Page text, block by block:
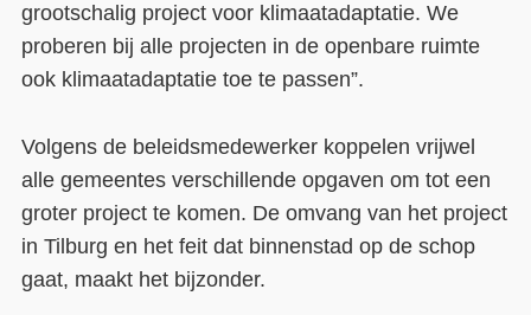
grootschalig project voor klimaatadaptatie. We
proberen bij alle projecten in de openbare ruimte
ook klimaatadaptatie toe te passen”.
Volgens de beleidsmedewerker koppelen vrijwel
alle gemeentes verschillende opgaven om tot een
groter project te komen. De omvang van het project
in Tilburg en het feit dat binnenstad op de schop
gaat, maakt het bijzonder.